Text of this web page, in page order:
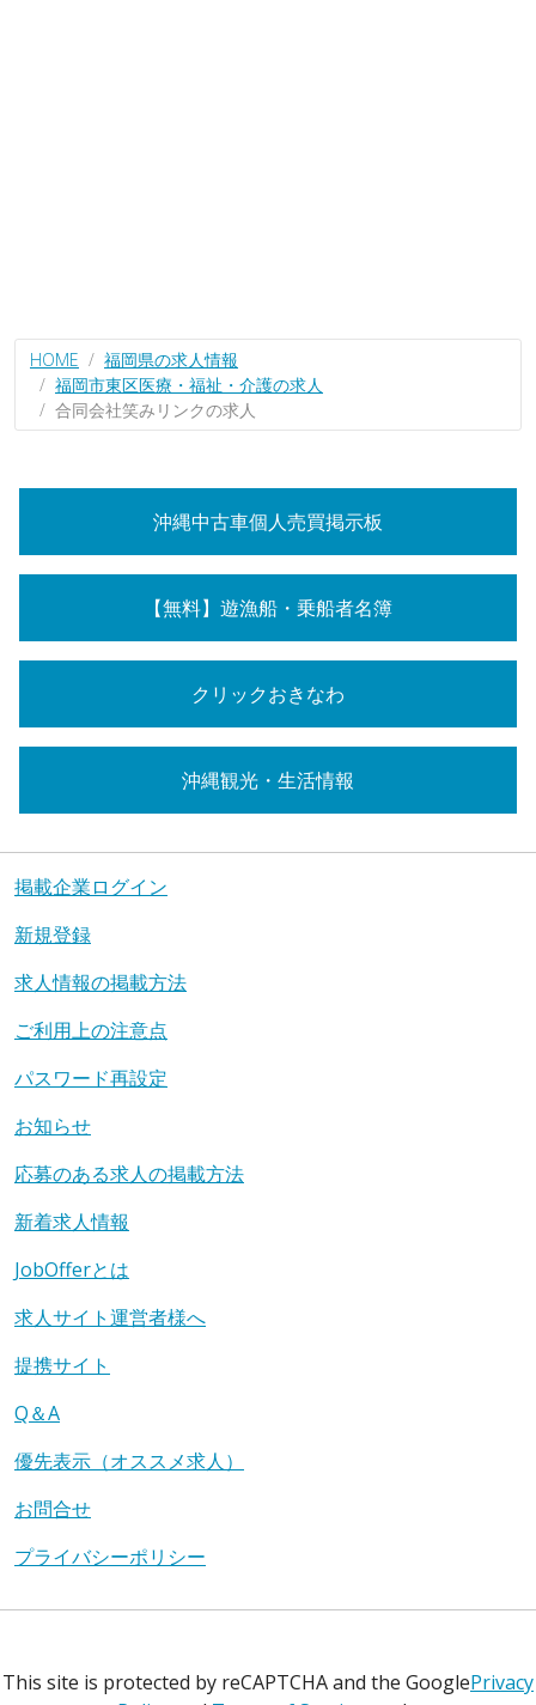
HOME
福岡県の求人情報
福岡市東区医療・福祉・介護の求人
合同会社笑みリンクの求人
沖縄中古車個人売買掲示板
【無料】遊漁船・乗船者名簿
クリックおきなわ
沖縄観光・生活情報
掲載企業ログイン
新規登録
求人情報の掲載方法
ご利用上の注意点
パスワード再設定
お知らせ
応募のある求人の掲載方法
新着求人情報
JobOfferとは
求人サイト運営者様へ
提携サイト
Q＆A
優先表示（オススメ求人）
お問合せ
プライバシーポリシー
This site is protected by reCAPTCHA and the GooglePrivacy